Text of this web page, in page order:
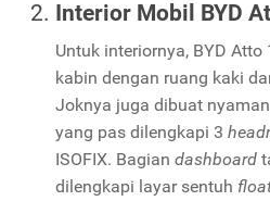
Interior Mobil BYD
Untuk interiornya, BYD
kabin dengan ruang kaki
Joknya juga dibuat
yang pas dilengkapi 3
ISOFIX. Bagian dashboard
dilengkapi layar sentuh